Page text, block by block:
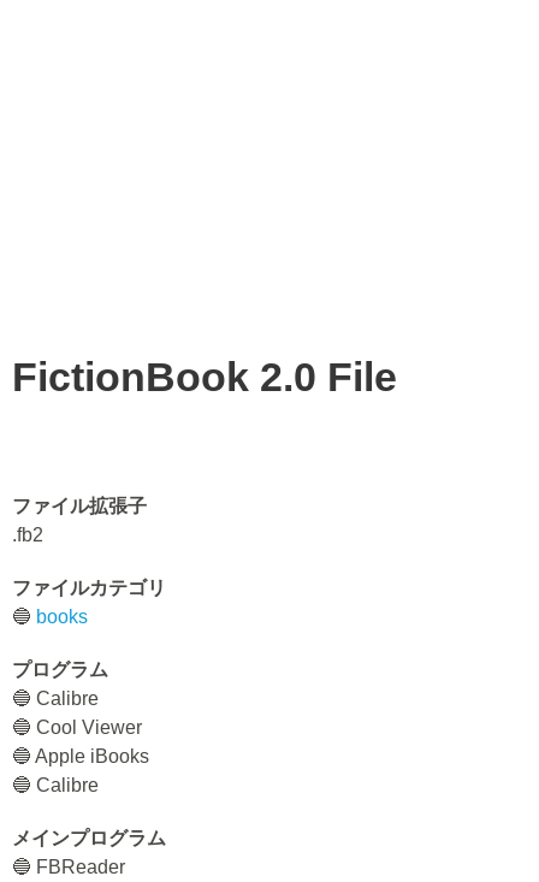
FictionBook 2.0 File
ファイル拡張子
.fb2
ファイルカテゴリ
🔵 books
プログラム
🔵 Calibre
🔵 Cool Viewer
🔵 Apple iBooks
🔵 Calibre
メインプログラム
🔵 FBReader